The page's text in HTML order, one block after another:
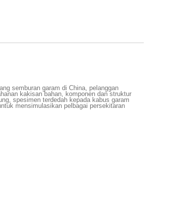
semburan garam di China, pelanggan
kakisan bahan, komponen dan struktur
spesimen terdedah kepada kabus garam
mensimulasikan pelbagai persekitaran